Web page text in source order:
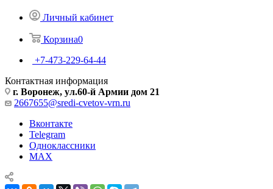
Личный кабинет
Корзина0
+7-473-229-64-44
Контактная информация
г. Воронеж, ул.60-й Армии дом 21
2667655@sredi-cvetov-vrn.ru
Вконтакте
Telegram
Одноклассники
MAX